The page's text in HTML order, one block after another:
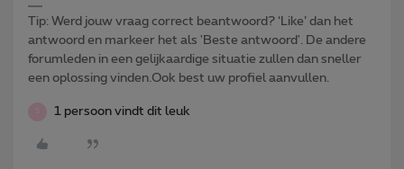
Tip: Werd jouw vraag correct beantwoord? ‘Like’ dan het
antwoord en markeer het als 'Beste antwoord'. De andere
forumleden in een gelijkaardige situatie zullen dan sneller
een oplossing vinden.Ook best uw profiel aanvullen.
1 persoon vindt dit leuk